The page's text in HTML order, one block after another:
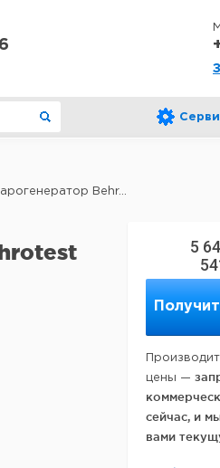
Behr...
5
цены —
сейчас, и
вами